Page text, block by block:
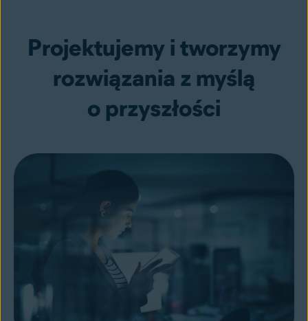
Projektujemy i tworzymy
rozwiązania z myślą
o przyszłości